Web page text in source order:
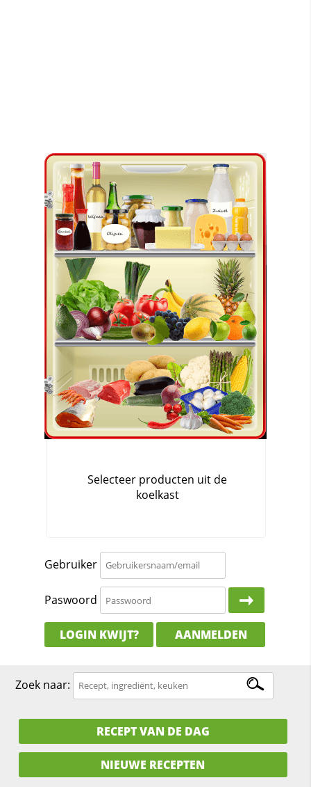
Gebruiker
Paswoord
LOGIN KWIJT? AANMELDEN
Zoek naar:
RECEPT VAN DE DAG
NIEUWE RECEPTEN